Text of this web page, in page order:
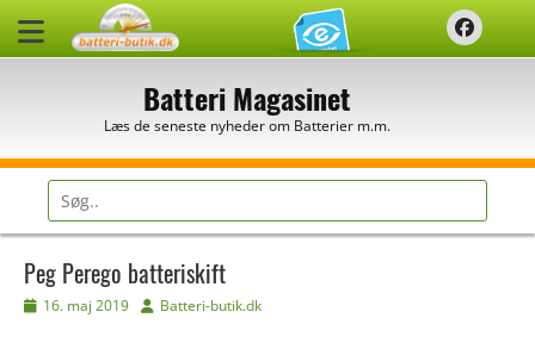
Batteri Magasinet
Læs de seneste nyheder om Batterier m.m.
Søg
efter:
Peg Perego batteriskift
Udgivet
16. maj 2019 Forfatter
Batteri-butik.dk